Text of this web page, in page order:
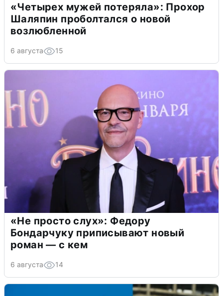
«Четырех мужей потеряла»: Прохор
Шаляпин проболтался о новой
возлюбленной
6 августа 15
«Не просто слух»: Федору
Бондарчуку приписывают новый
роман — с кем
6 августа 14